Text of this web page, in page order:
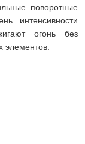
поворотные
интенсивности
огонь без
элементов.